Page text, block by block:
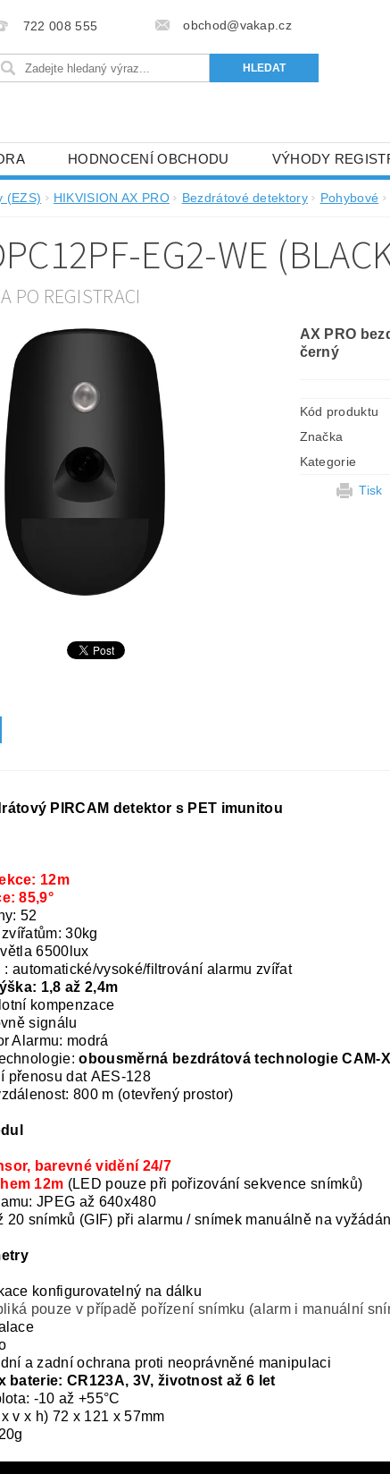
722 008 555 obchod@vakap.cz
HODNOCENÍ OBCHODU VÝHODY
(EZS) HIKVISION AX PRO Bezdrátové detektory Pohybové
EG2-WE
PO REGISTRACI
AX PRO
černý
Kód produktu
Značka
Kategorie
Tisk
PIRCAM detektor s PET imunitou
12m
85,9°
52
30kg
6500lux
automatické/vysoké/filtrování alarmu zvířat
1,8 až 2,4m
kompenzace
signálu
Alarmu: modrá
obousměrná bezdrátová technologie CAM-
přenosu dat AES-128
800 m (otevřený prostor)
barevné vidění 24/7
12m (LED pouze při pořizování sekvence snímků)
JPEG až 640x480
20 snímků (GIF) při alarmu / snímek manuálně na
konfigurovatelný na dálku
pouze v případě pořízení snímku (alarm i manuální
a zadní ochrana proti neoprávněné manipulaci
baterie: CR123A, 3V, životnost až 6 let
-10 až +55°C
v x h) 72 x 121 x 57mm